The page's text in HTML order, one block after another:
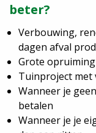
beter?
Verbouwing,
dagen afval
Grote
Tuinproject met
Wanneer je
betalen
Wanneer je je